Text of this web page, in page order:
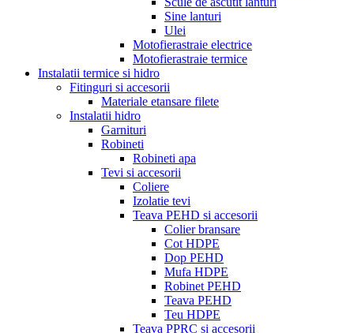
Sine lanturi
Ulei
Motofierastraie electrice
Motofierastraie termice
Instalatii termice si hidro
Fitinguri si accesorii
Materiale etansare filete
Instalatii hidro
Garnituri
Robineti
Robineti apa
Tevi si accesorii
Coliere
Izolatie tevi
Teava PEHD si accesorii
Colier bransare
Cot HDPE
Dop PEHD
Mufa HDPE
Robinet PEHD
Teava PEHD
Teu HDPE
Teava PPRC si accesorii